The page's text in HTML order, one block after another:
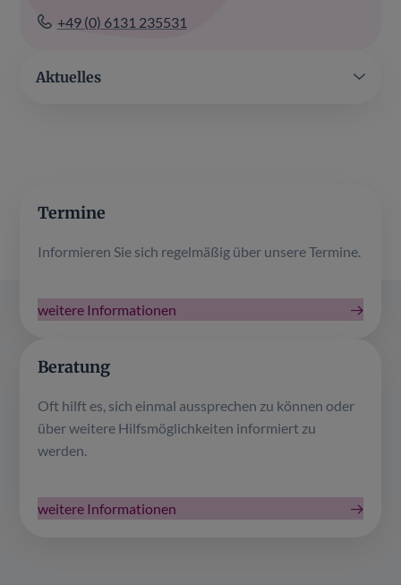
+49 (0) 6131 235531
Aktuelles
Termine
Informieren Sie sich regelmäßig über unsere Termine.
weitere Informationen
Beratung
Oft hilft es, sich einmal aussprechen zu können oder
über weitere Hilfsmöglichkeiten informiert zu
werden.
weitere Informationen